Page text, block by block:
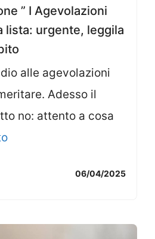
” I Agevolazioni
lista: urgente, leggila
alle agevolazioni
Adesso il
no: attento a cosa
06/04/2025